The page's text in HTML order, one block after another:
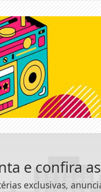
e confira
exclusivas,